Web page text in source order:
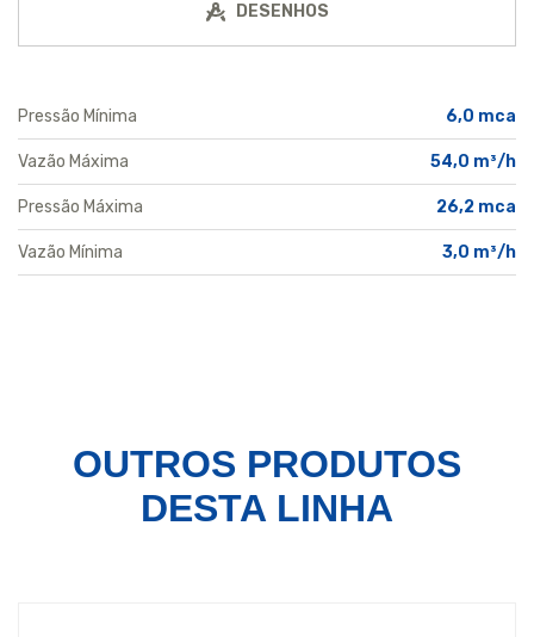
DESENHOS
Pressão Mínima 6,0 mca
Vazão Máxima 54,0 m³/h
Pressão Máxima 26,2 mca
Vazão Mínima 3,0 m³/h
OUTROS PRODUTOS
DESTA LINHA